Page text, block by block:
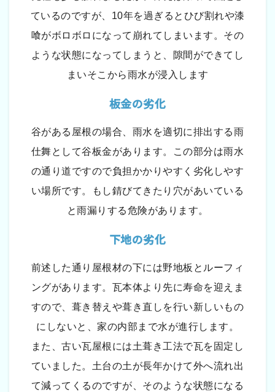
ているのですが、10年を過ぎるとひび割れや漆
喰がボロボロになって崩れてしまいます。その
ような状態になってしまうと、隙間ができてし
まいそこから雨水が浸入します
板金の劣化
谷がある屋根の場合、雨水を適切に排出する雨
仕舞として谷板金があります。この部分は雨水
の通り道ですので負担かかりやすく劣化しやす
い場所です。もし錆びてきたり穴があいている
と雨漏りする危険があります。
下地の劣化
前述した通り屋根材の下には野地板とルーフィ
ングがあります。瓦本体より先に寿命を迎えま
すので、葺き替えや葺き直しを行い新しいもの
にしないと、家の内部まで水が進行します。
また、古い瓦屋根には土葺き工法で瓦を固定し
ていました。土台の土が長年かけて外へ流れ出
て減ってくるのですが、そのような状態になる